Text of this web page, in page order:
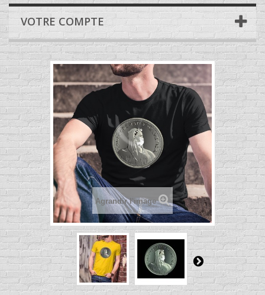
VOTRE COMPTE
Agrandir l'image